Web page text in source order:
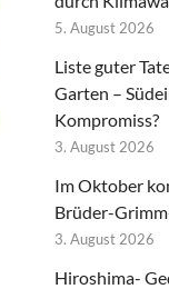
5. August 2026
Liste guter
Garten –
Kompromiss?
3. August 2026
Im Oktober
Brüder-
3. August 2026
Hiroshima-